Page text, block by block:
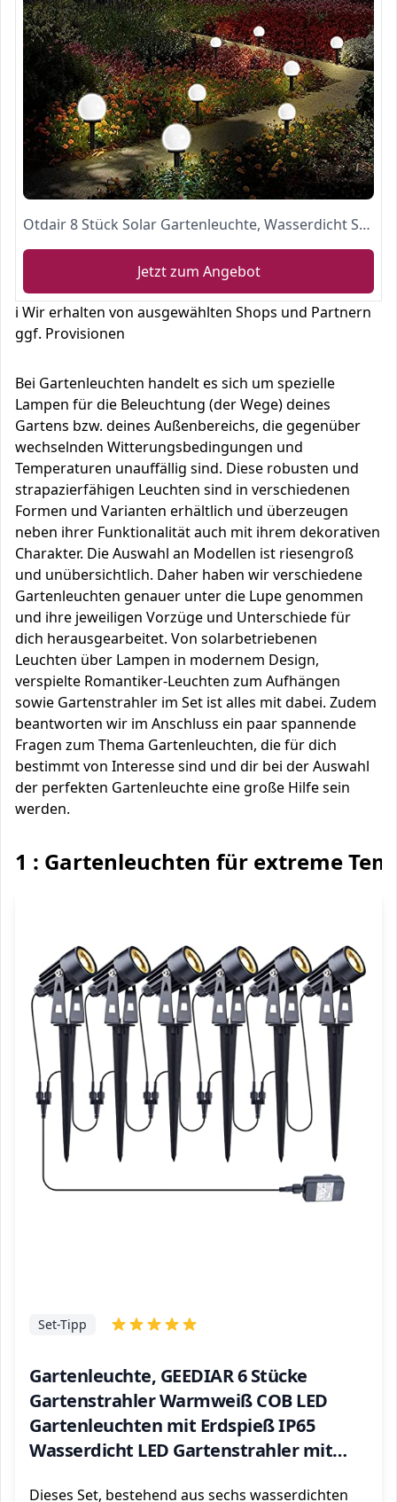
Otdair 8 Stück Solar Gartenleuchte, Wasserdicht Solarlampe für Garten, Außen LED Kugel für Garten, ∅10 x L33 cm, Weiß
Jetzt zum Angebot
ℹ️ Wir erhalten von ausgewählten Shops und Partnern
ggf. Provisionen
Bei Gartenleuchten handelt es sich um spezielle
Lampen für die Beleuchtung (der Wege) deines
Gartens bzw. deines Außenbereichs, die gegenüber
wechselnden Witterungsbedingungen und
Temperaturen unauffällig sind. Diese robusten und
strapazierfähigen Leuchten sind in verschiedenen
Formen und Varianten erhältlich und überzeugen
neben ihrer Funktionalität auch mit ihrem dekorativen
Charakter. Die Auswahl an Modellen ist riesengroß
und unübersichtlich. Daher haben wir verschiedene
Gartenleuchten genauer unter die Lupe genommen
und ihre jeweiligen Vorzüge und Unterschiede für
dich herausgearbeitet. Von solarbetriebenen
Leuchten über Lampen in modernem Design,
verspielte Romantiker-Leuchten zum Aufhängen
sowie Gartenstrahler im Set ist alles mit dabei. Zudem
beantworten wir im Anschluss ein paar spannende
Fragen zum Thema Gartenleuchten, die für dich
bestimmt von Interesse sind und dir bei der Auswahl
der perfekten Gartenleuchte eine große Hilfe sein
werden.
1 : Gartenleuchten für extreme
Gartenleuchte, GEEDIAR 6 Stücke
Gartenstrahler Warmweiß COB LED
Gartenleuchten mit Erdspieß IP65
Wasserdicht LED Gartenstrahler mit
Set-Tipp
Dieses Set, bestehend aus sechs wasserdichten